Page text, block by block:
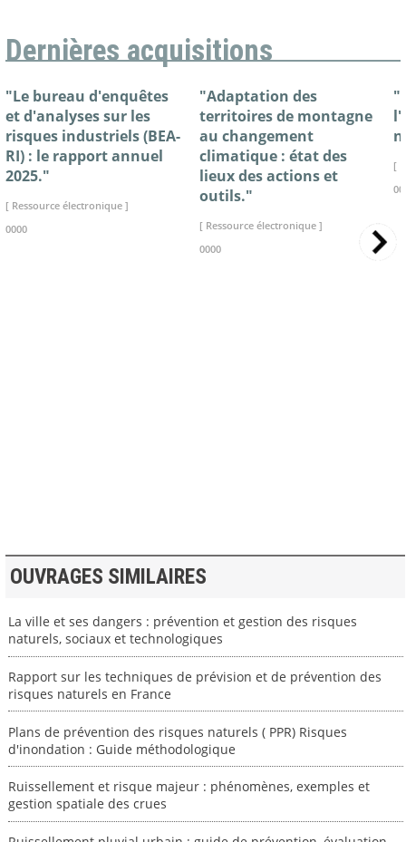
Dernières acquisitions
"Le bureau d'enquêtes
et d'analyses sur les
risques industriels (BEA-
RI) : le rapport annuel
2025."
[ Ressource électronique ]
0000
"Adaptation des
territoires de montagne
au changement
climatique : état des
lieux des actions et
outils."
[ Ressource électronique ]
0000
[
OUVRAGES SIMILAIRES
La ville et ses dangers : prévention et gestion des risques
naturels, sociaux et technologiques
Rapport sur les techniques de prévision et de prévention des
risques naturels en France
Plans de prévention des risques naturels ( PPR) Risques
d'inondation : Guide méthodologique
Ruissellement et risque majeur : phénomènes, exemples et
gestion spatiale des crues